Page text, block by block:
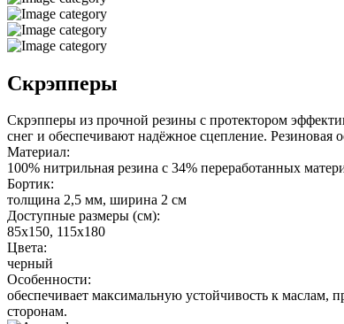
Скрэпперы
Скрэпперы из прочной резины с протектором
снег и обеспечивают надёжное сцепление.
Материал:
100% нитрильная резина с 34% переработанных
Бортик:
толщина 2,5 мм, ширина 2 см
Доступные размеры (см):
85х150, 115х180
Цвета:
черный
Особенности:
обеспечивает максимальную устойчивость к маслам,
сторонам.